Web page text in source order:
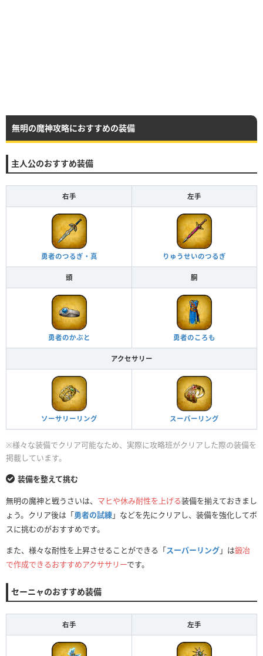
無明の魔神攻略におすすめの装備
主人公のおすすめ装備
右手 左手
勇者のつるぎ・真 りゅうせいのつるぎ
頭 胴
勇者のかぶと 勇者のころも
アクセサリー
ソーサリーリング スーパーリング
※様々な装備でクリア可能なため、実際に攻略班がクリアした際の装備を
掲載しています。
装備を整えて挑む
無明の魔神と戦うさいは、 マヒや休み耐性を上げる装備を揃えておきまし
ょう。クリア後は「勇者の試練」などを先にクリアし、装備を強化してボ
スに挑むのがおすすめです。
また、様々な耐性を上昇させることができる「スーパーリング」は鍛冶
で作成できるおすすめアクササリーです。
セーニャのおすすめ装備
右手 左手